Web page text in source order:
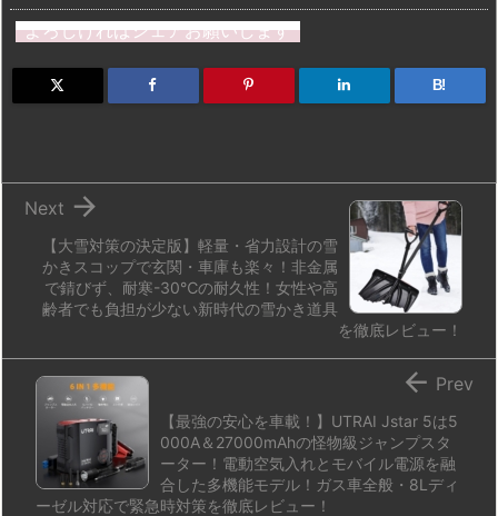
st
o
d
e
s
k
e
a
d
m
bl
r
b
o
ar
n
dr
o
よろしければシェアお願いします
B!
【大雪対策の決定版】軽量・省力設計の雪
かきスコップで玄関・車庫も楽々！非金属
で錆びず、耐寒-30℃の耐久性！女性や高
齢者でも負担が少ない新時代の雪かき道具
を徹底レビュー！

Next
【最強の安心を車載！】UTRAI Jstar 5は5
000A＆27000mAhの怪物級ジャンプスタ
ーター！電動空気入れとモバイル電源を融
合した多機能モデル！ガス車全般・8Lディ
ーゼル対応で緊急時対策を徹底レビュー！
 Prev